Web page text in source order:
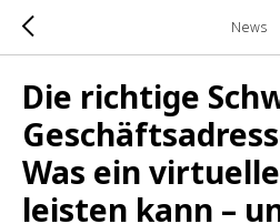
News
Die richtige
Was ein
leisten kann –